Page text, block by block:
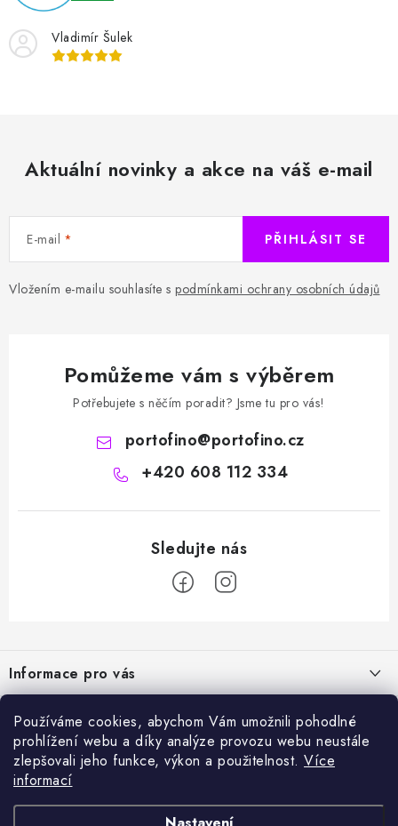
Používáme cookies, abychom Vám umožnili pohodlné
prohlížení webu a díky analýze provozu webu neustále
zlepšovali jeho funkce, výkon a použitelnost. Více
informací
Vladimír Šulek
Aktuální novinky a akce na váš e-mail
E-mail
Vložením e-mailu souhlasíte s podmínkami ochrany osobních údajů
PŘIHLÁSIT SE
Pomůžeme vám s výběrem
Potřebujete s něčím poradit? Jsme tu pro vás!
portofino@portofino.cz
+420 608 112 334
p
a
Informace pro vás
Jak nakupovat
O nás
Kontakty
Sortiment
Chemie a péče o vozidla
Příslušenství a ND k automyčkám
Nejprodávanější
Přijímáme online platby